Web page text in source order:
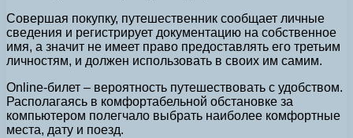
Совершая покупку, путешественник сообщает личные
сведения и регистрирует документацию на собственное
имя, а значит не имеет право предоставлять его третьим
личностям, и должен использовать в своих им самим.
Online-билет – вероятность путешествовать с удобством.
Располагаясь в комфортабельной обстановке за
компьютером полегчало выбрать наиболее комфортные
места, дату и поезд.